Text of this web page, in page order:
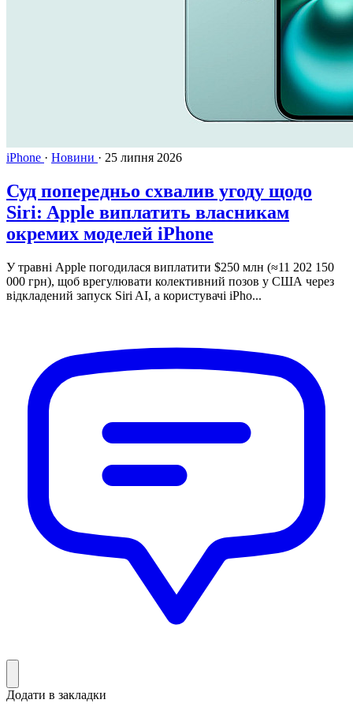
iPhone · Новини · 25 липня 2026
Суд попередньо схвалив угоду щодо
Siri: Apple виплатить власникам
окремих моделей iPhone
У травні Apple погодилася виплатити $250 млн (≈11 202 150
000 грн), щоб врегулювати колективний позов у США через
відкладений запуск Siri AI, а користувачі iPho...
Додати в закладки